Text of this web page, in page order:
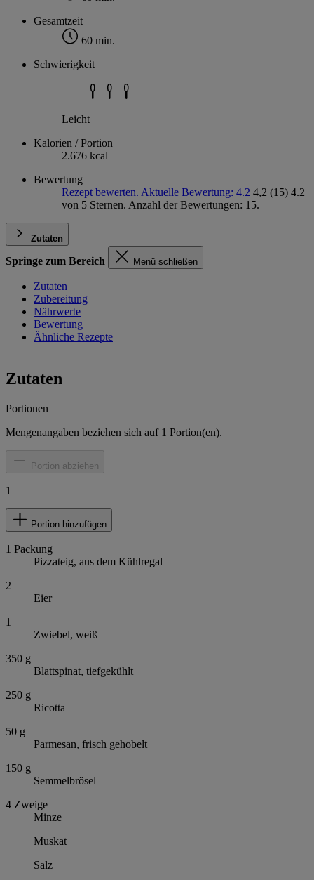
Gesamtzeit
60 min.
Schwierigkeit
Leicht
Kalorien / Portion
2.676 kcal
Bewertung
Rezept bewerten. Aktuelle Bewertung: 4.2 4,2 (15) 4.2
von 5 Sternen. Anzahl der Bewertungen: 15.
Zutaten
Springe zum Bereich Menü schließen
Zutaten
Zubereitung
Nährwerte
Bewertung
Ähnliche Rezepte
Zutaten
Portionen
Mengenangaben beziehen sich auf 1 Portion(en).
Portion abziehen
1
Portion hinzufügen
1 Packung
Pizzateig, aus dem Kühlregal
2
Eier
1
Zwiebel, weiß
350 g
Blattspinat, tiefgekühlt
250 g
Ricotta
50 g
Parmesan, frisch gehobelt
150 g
Semmelbrösel
4 Zweige
Minze
Muskat
Salz